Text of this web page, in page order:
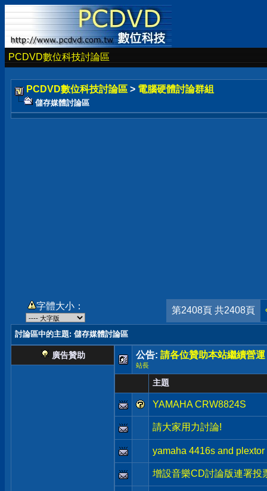
PCDVD數位科技討論區
PCDVD數位科技討論區 > 電腦硬體討論群組
儲存媒體討論區
字體大小： 第2408頁 共2408頁
討論區中的主題: 儲存媒體討論區
廣告贊助 公告: 請各位贊助本站繼續營運
站長
主題
YAMAHA CRW8824S
請大家用力討論!
yamaha 4416s and
增設音樂CD討論版連署投